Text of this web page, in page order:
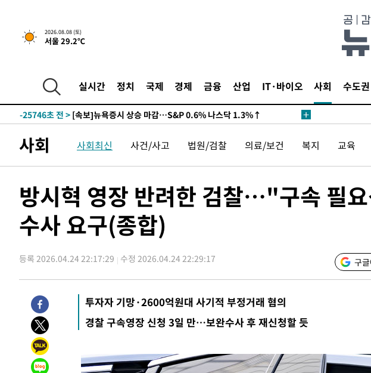
2026.08.08 (토)
서울 29.2℃
실시간 정치 국제 경제 금융 산업 IT·바이오 사회 수도권
-25746초 전 > [속보]뉴욕증시 상승 마감…S&P 0.6% 나스닥 1.3%↑
사회 사회최신 사건/사고 법원/검찰 의료/보건 복지 교육
방시혁 영장 반려한 검찰…"구속 필
수사 요구(종합)
등록 2026.04.24 22:17:29 수정 2026.04.24 22:29:17 구
투자자 기망·2600억원대 사기적 부정거래 혐의
경찰 구속영장 신청 3일 만…보완수사 후 재신청할 듯